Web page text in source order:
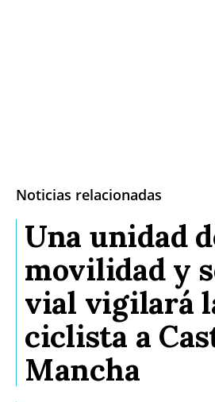
Noticias relacionadas
Una unidad
movilidad y
vial vigilará
ciclista a
Mancha